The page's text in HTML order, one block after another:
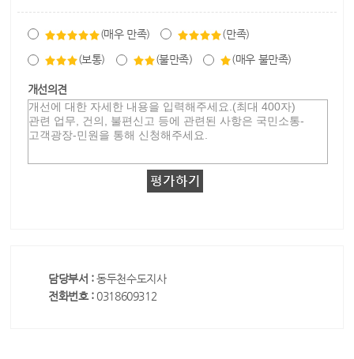
(매우 만족) (만족)
(보통) (불만족) (매우 불만족)
개선의견
담당부서 :동두천수도지사
전화번호 : 0318609312